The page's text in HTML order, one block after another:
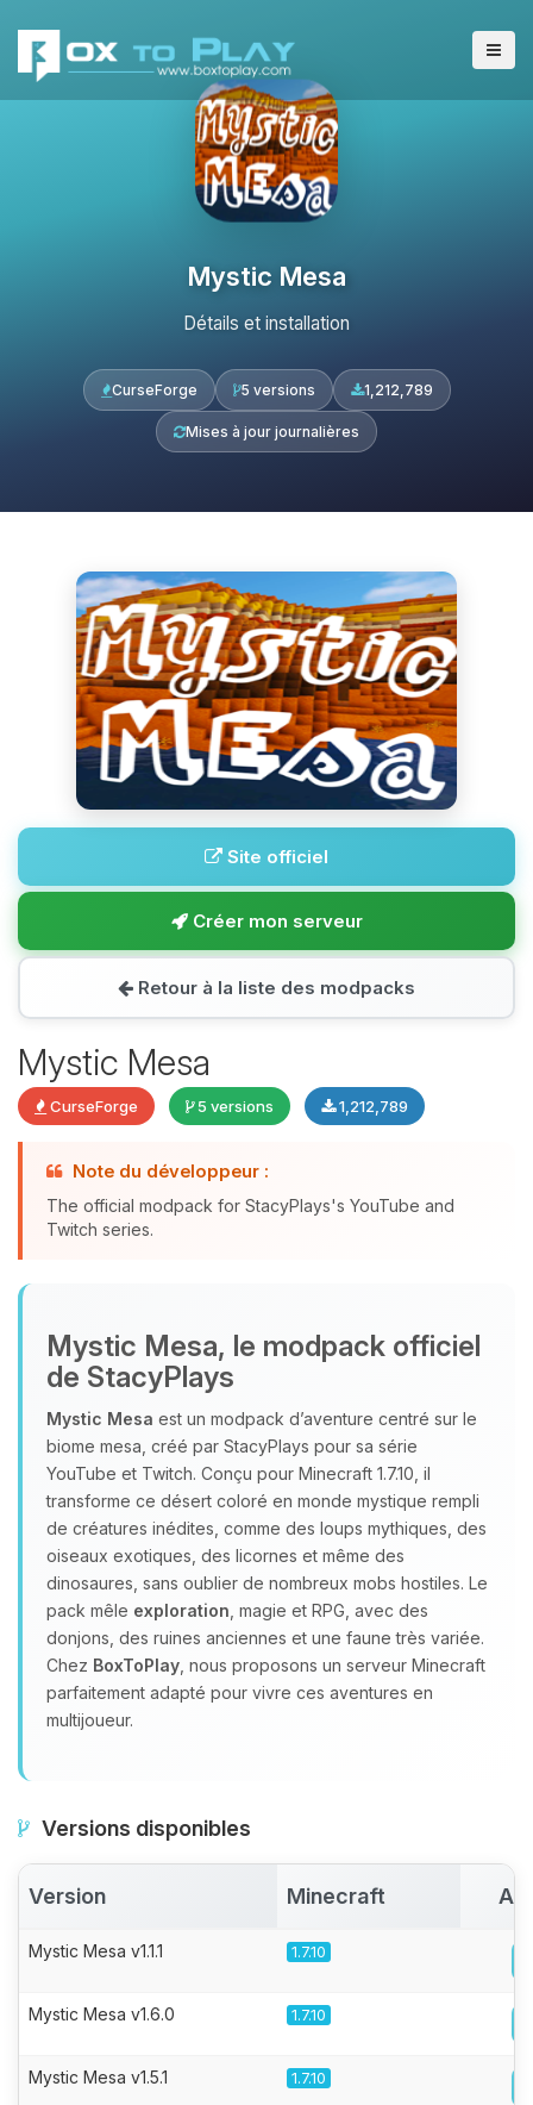
Mystic Mesa
Détails et installation
CurseForge 5 versions 1,212,789
Mises à jour journalières
Site officiel
Créer mon serveur
Retour à la liste des modpacks
Mystic Mesa
CurseForge 5 versions 1,212,789
Note du développeur :
The official modpack for StacyPlays's YouTube and
Twitch series.
Mystic Mesa, le modpack officiel
de StacyPlays
Mystic Mesa est un modpack d’aventure centré sur le
biome mesa, créé par StacyPlays pour sa série
YouTube et Twitch. Conçu pour Minecraft 1.7.10, il
transforme ce désert coloré en monde mystique rempli
de créatures inédites, comme des loups mythiques, des
oiseaux exotiques, des licornes et même des
dinosaures, sans oublier de nombreux mobs hostiles. Le
pack mêle exploration , magie et RPG, avec des
donjons, des ruines anciennes et une faune très variée.
Chez BoxToPlay , nous proposons un serveur Minecraft
parfaitement adapté pour vivre ces aventures en
multijoueur.
Versions disponibles
Version Minecraft
Mystic Mesa v1.1.1 1.7.10
Mystic Mesa v1.6.0 1.7.10
Mystic Mesa v1.5.1 1.7.10
Youpi, enfin quelqu’un pour me
parler ! Moi c’est Choupy, ton petit
08/08/2026 à 01:34